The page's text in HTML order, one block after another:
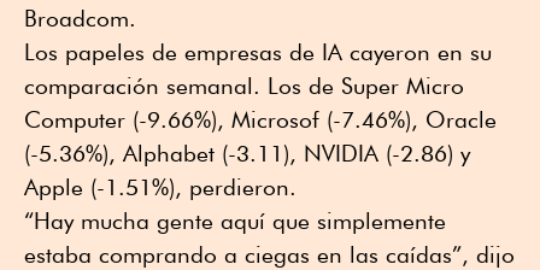
Broadcom.
Los papeles de empresas de IA cayeron en su
comparación semanal. Los de Super Micro
Computer (-9.66%), Microsof (-7.46%), Oracle
(-5.36%), Alphabet (-3.11), NVIDIA (-2.86) y
Apple (-1.51%), perdieron.
“Hay mucha gente aquí que simplemente
estaba comprando a ciegas en las caídas”, dijo